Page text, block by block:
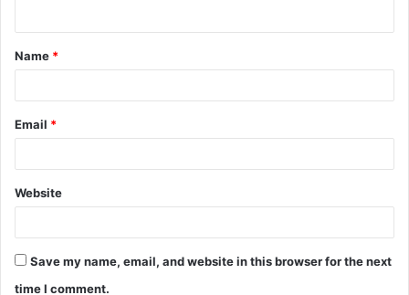
t
*
Name *
Email *
Website
Save my name, email, and website in this browser for the next
time I comment.